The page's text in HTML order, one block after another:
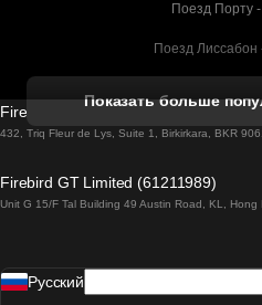
Поезд Порту
Поезд
Поезд
Поезд
Показать больше
Firebird GT Limited (OC 1451)
432, Triq Fleur de Lys, Suite 1, Birkirkara, BKR
Firebird GT Limited (61211989)
Unit G 15/F Tal Building 49 Austin Road, KL, Hong
Pусский